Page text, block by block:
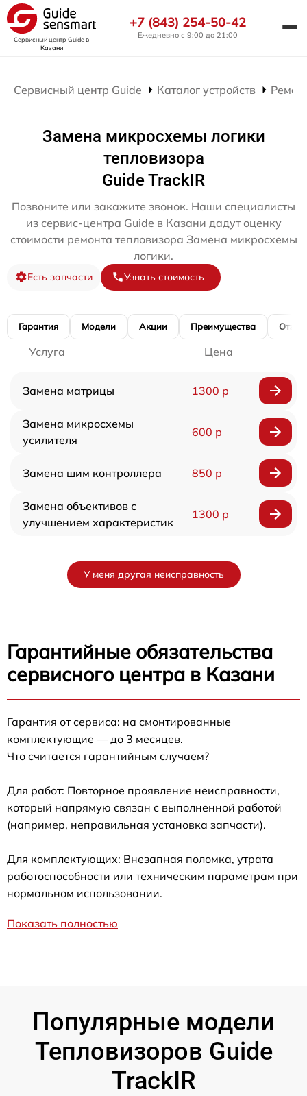
Сервисный центр Guideв
Казани
+7 (843) 254-50-42
Ежедневно с 9:00 до 21:00
Сервисный центр Guide Каталог устройств
Замена микросхемы логики
тепловизора
Guide TrackIR
Позвоните или закажите звонок. Наши специалисты
из сервис-центра Guide в Казани дадут оценку
стоимости ремонта тепловизора Замена микросхемы
логики.
Есть запчасти Узнать стоимость
Гарантия Модели Акции Преимущества
Услуга Цена
Замена матрицы 1300 р
Замена микросхемы
усилителя
600 р
Замена шим контроллера 850 р
Замена объективов с
улучшением характеристик
1300 р
У меня другая неисправность
Гарантийные обязательства
сервисного центра в Казани
Гарантия от сервиса: на смонтированные
комплектующие — до 3 месяцев.
Что считается гарантийным случаем?
Для работ: Повторное проявление неисправности,
который напрямую связан с выполненной работой
(например, неправильная установка запчасти).
Для комплектующих: Внезапная поломка, утрата
работоспособности или техническим параметрам при
нормальном использовании.
Показать полностью
Популярные модели
Тепловизоров Guide
TrackIR